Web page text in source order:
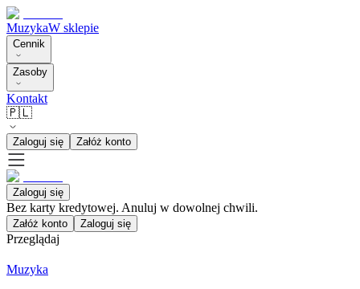
MuzykaW sklepie
Cennik
Zasoby
Kontakt
🇵🇱
Zaloguj się Załóż konto
Zaloguj się
Bez karty kredytowej. Anuluj w dowolnej chwili.
Załóż konto Zaloguj się
Przeglądaj
Muzyka